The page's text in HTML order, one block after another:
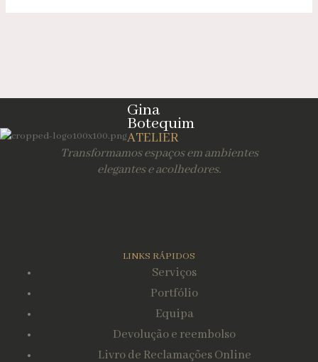
Gina
Botequim
ATELIER
Transformamos espaços em ambientes
elegantes e acolhedores.
LINKS RÁPIDOS
Serviços
Portfólio
Equipa
Devolução e reembolso
Livro de Reclamações Online